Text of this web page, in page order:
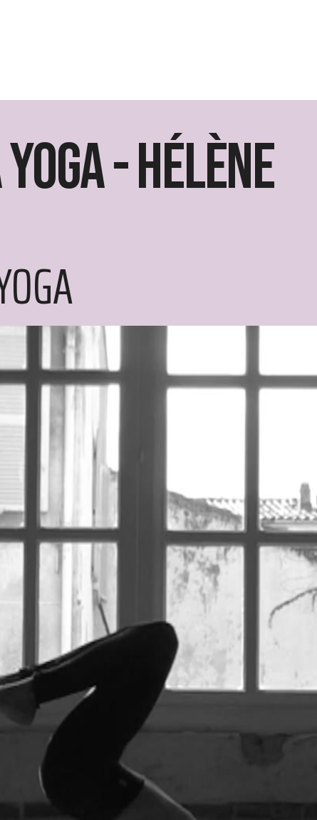
- Hélène